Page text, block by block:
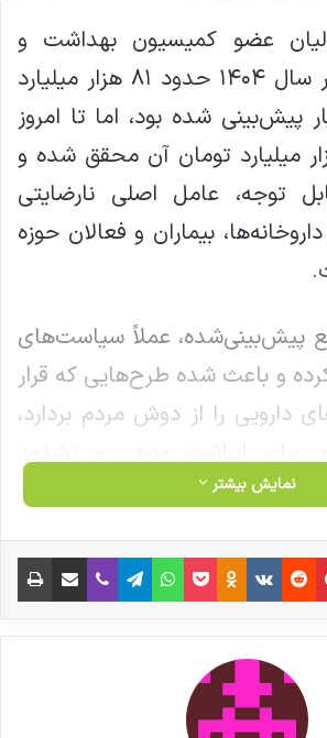
عضو کمیسیون بهداشت و
درمان مجلس: در سال ۱۴۰۴ حدود ۸۱ هزار میلیارد
پیش‌بینی شده بود، اما تا امروز
حدود ۵۰ هزار میلیارد تومان آن محقق شده و
توجه، عامل اصلی نارضایتی
بیماران و فعالان حوزه
پیش‌بینی‌شده، عملاً سیاست‌های
و باعث شده طرح‌هایی که قرار
دارویی را از دوش مردم بردارد،
به تعهدات خود در زمان مقرر
کیفیت خدمات درمانی افت
اعتماد عمومی به نظام سلامت نیز
نمایش بیشتر
‫پین‌ترست ‫رددیت ‫VKontakte
‫Odnoklassniki پاکت واتس آپ تلگرام وایبر اشتراک گذاری از طریق ایمیل